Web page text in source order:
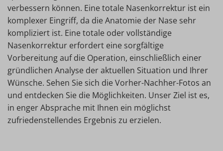
verbessern können. Eine totale Nasenkorrektur ist ein
komplexer Eingriff, da die Anatomie der Nase sehr
kompliziert ist. Eine totale oder vollständige
Nasenkorrektur erfordert eine sorgfältige
Vorbereitung auf die Operation, einschließlich einer
gründlichen Analyse der aktuellen Situation und Ihrer
Wünsche. Sehen Sie sich die Vorher-Nachher-Fotos an
und entdecken Sie die Möglichkeiten. Unser Ziel ist es,
in enger Absprache mit Ihnen ein möglichst
zufriedenstellendes Ergebnis zu erzielen.